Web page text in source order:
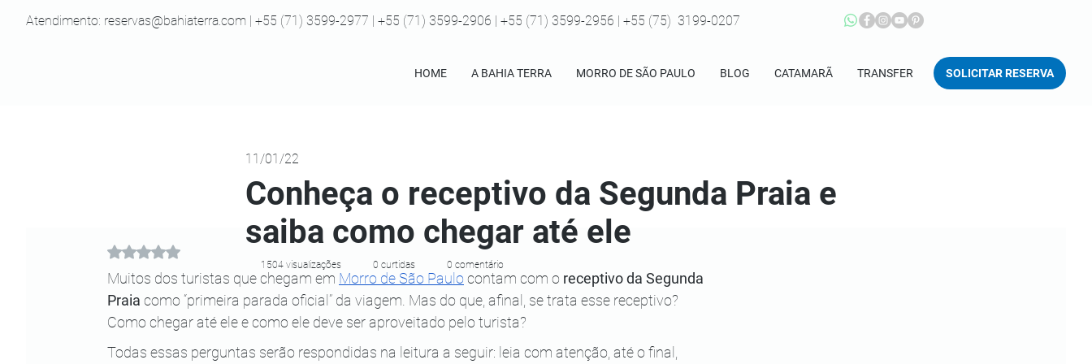
HOME A BAHIA TERRA MORRO DE SÃO PAULO BLOG CATAMARÃ TRANSFER SOLICITAR RESERVA
Atendimento: reservas@bahiaterra.com | +55 (71) 3599-2977 | +55 (71) 3599-2906 | +55 (71) 3599-2956 | +55 (75) 3199-0207
Avaliado com NaN de 5 estrelas.
Muitos dos turistas que chegam em Morro de São Paulo contam com o receptivo da Segunda
Praia como “primeira parada oficial” da viagem. Mas do que, afinal, se trata esse receptivo?
Como chegar até ele e como ele deve ser aproveitado pelo turista?
Todas essas perguntas serão respondidas na leitura a seguir: leia com atenção, até o final,
1504 visualizações 0 curtidas 0 comentário
Conheça o receptivo da Segunda Praia e
saiba como chegar até ele
11/01/22